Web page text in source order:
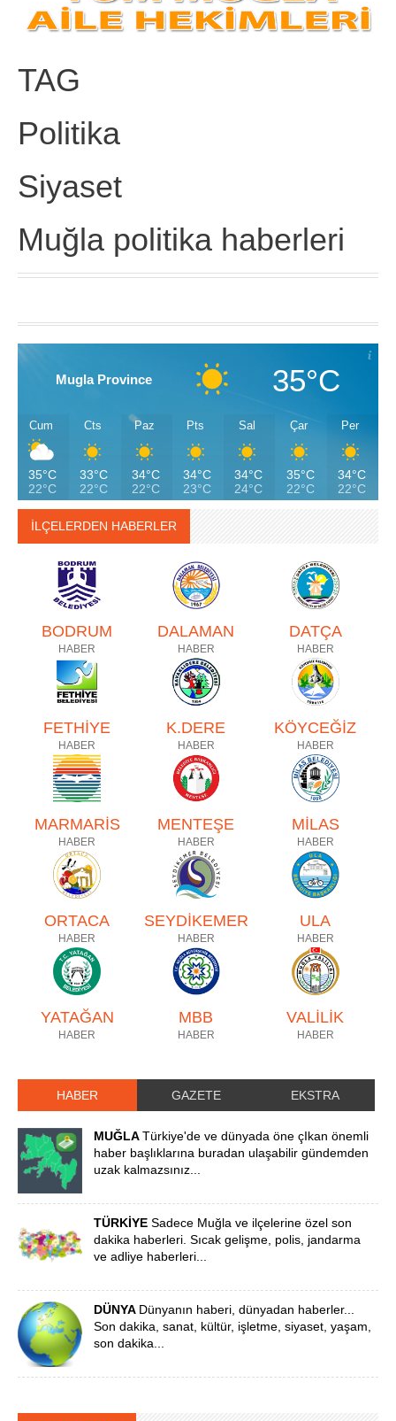
TAG
Politika
Siyaset
Muğla politika haberleri
Mugla Province 35°C
Cum
35°C
22°C
Cts
33°C
22°C
Paz
34°C
22°C
Pts
34°C
23°C
Sal
34°C
24°C
Çar
35°C
22°C
Per
34°C
22°C
İLÇELERDEN HABERLER
BODRUM
HABER
DALAMAN
HABER
DATÇA
HABER
FETHİYE
HABER
K.DERE
HABER
KÖYCEĞİZ
HABER
MARMARİS
HABER
MENTEŞE
HABER
MİLAS
HABER
ORTACA
HABER
SEYDİKEMER
HABER
ULA
HABER
YATAĞAN
HABER
MBB
HABER
VALİLİK
HABER
HABER GAZETE EKSTRA
MUĞLATürkiye'de ve dünyada öne çIkan önemli
haber başlıklarına buradan ulaşabilir gündemden
uzak kalmazsınız...
TÜRKİYESadece Muğla ve ilçelerine özel son
dakika haberleri. Sıcak gelişme, polis, jandarma
ve adliye haberleri...
DÜNYA Dünyanın haberi, dünyadan haberler...
Son dakika, sanat, kültür, işletme, siyaset, yaşam,
son dakika...